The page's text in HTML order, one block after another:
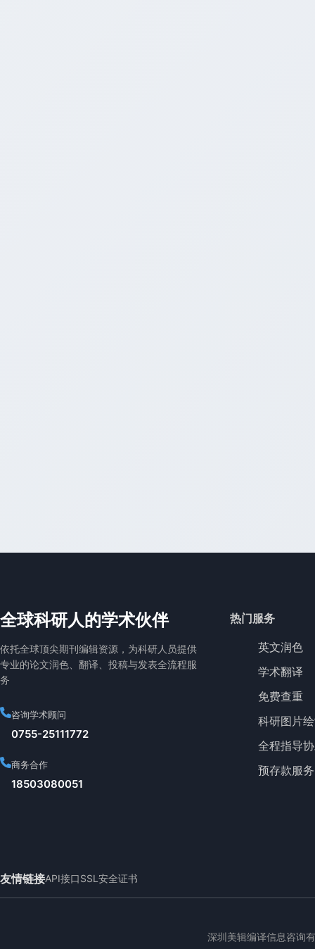
全球科研人的学术伙伴
依托全球顶尖期刊编辑资源，为科研人员提供
专业的论文润色、翻译、投稿与发表全流程服
务
咨询学术顾问
0755-25111772
商务合作
18503080051
热门服务
英文润色
学术翻译
免费查重
科研图片
全程指导
预存款服务
友情链接API接口SSL安全证书
深圳美辑编译信息咨询